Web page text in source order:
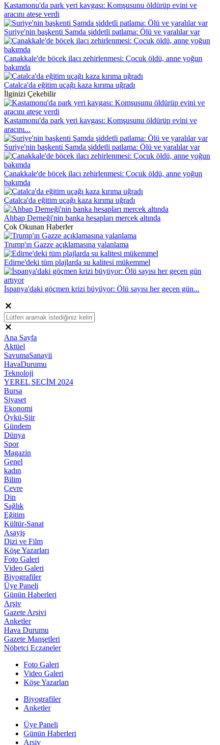
Kastamonu'da park yeri kavgası: Komşusunu öldürüp evini ve
aracını ateşe verdi
Suriye'nin başkenti Şamda şiddetli patlama: Ölü ve yaralılar var
Çanakkale'de böcek ilacı zehirlenmesi: Çocuk öldü, anne yoğun
bakımda
Çatalca'da eğitim uçağı kaza kırıma uğradı
İlginizi Çekebilir
Kastamonu'da park yeri kavgası: Komşusunu öldürüp evini ve
aracını...
Suriye'nin başkenti Şamda şiddetli patlama: Ölü ve yaralılar var
Çanakkale'de böcek ilacı zehirlenmesi: Çocuk öldü, anne yoğun
bakımda
Çatalca'da eğitim uçağı kaza kırıma uğradı
Ahbap Derneği'nin banka hesapları mercek altında
Çok Okunan Haberler
Trump'ın Gazze açıklamasına yalanlama
Edirne'deki tüm plajlarda su kalitesi mükemmel
İspanya'daki göçmen krizi büyüyor: Ölü sayısı her geçen gün...
Ana Sayfa
Aktüel
SavumaSanayii
HavaDurumu
Teknoloji
YEREL SEÇİM 2024
Bursa
Siyaset
Ekonomi
Öykü-Şiir
Gündem
Dünya
Spor
Magazin
Genel
kadın
Bilim
Çevre
Din
Sağlık
Eğitim
Kültür-Sanat
Asayiş
Dizi ve Film
Köşe Yazarları
Foto Galeri
Video Galeri
Biyografiler
Üye Paneli
Günün Haberleri
Arşiv
Gazete Arşivi
Anketler
Hava Durumu
Gazete Manşetleri
Nöbetci Eczaneler
Foto Galeri
Video Galeri
Köşe Yazarları
Biyografiler
Anketler
Üye Paneli
Günün Haberleri
Arşiv